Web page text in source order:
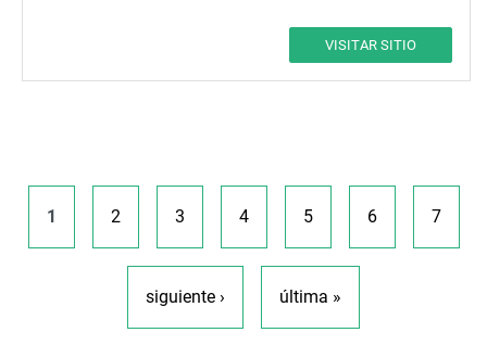
VISITAR SITIO
1 2 3 4 5 6 7
siguiente › última »